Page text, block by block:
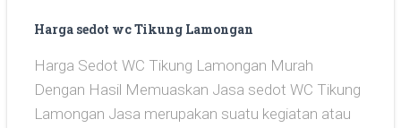
Harga sedot wc Tikung Lamongan
Harga Sedot WC Tikung Lamongan Murah
Dengan Hasil Memuaskan Jasa sedot WC Tikung
Lamongan Jasa merupakan suatu kegiatan atau